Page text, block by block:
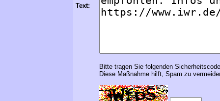
Text:
Bitte tragen Sie folgenden
Diese Maßnahme hilft, Spam zu